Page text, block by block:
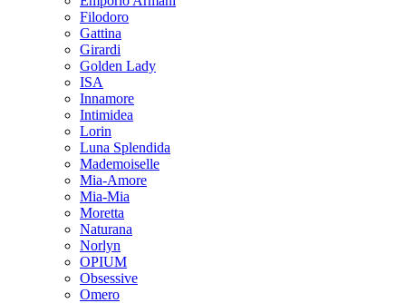
Filodoro
Gattina
Girardi
Golden Lady
ISA
Innamore
Intimidea
Lorin
Luna Splendida
Mademoiselle
Mia-Amore
Mia-Mia
Moretta
Naturana
Norlyn
OPIUM
Obsessive
Omero